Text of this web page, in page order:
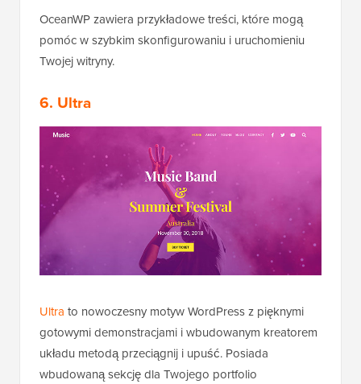
OceanWP zawiera przykładowe treści, które mogą
pomóc w szybkim skonfigurowaniu i uruchomieniu
Twojej witryny.
6. Ultra
Ultra to nowoczesny motyw WordPress z pięknymi
gotowymi demonstracjami i wbudowanym kreatorem
układu metodą przeciągnij i upuść. Posiada
wbudowaną sekcję dla Twojego portfolio